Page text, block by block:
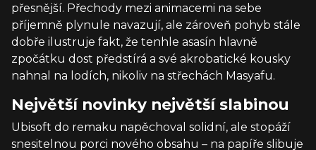
přesnější. Přechody mezi animacemi na sebe
příjemně plynule navazují, ale zároveň pohyb stále
dobře ilustruje fakt, že tenhle asasín hlavně
zpočátku dost předstírá a své akrobatické kousky
nahnal na lodích, nikoliv na střechách Masyafu.
Největší novinky největší slabinou
Ubisoft do remaku napěchoval solidní, ale stopáží
snesitelnou porci nového obsahu – na papíře slibuje